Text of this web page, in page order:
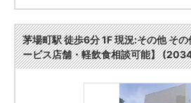
茅場町駅 徒歩6分 1F 現況:その他 そ
ービス店舗・軽飲食相談可能】